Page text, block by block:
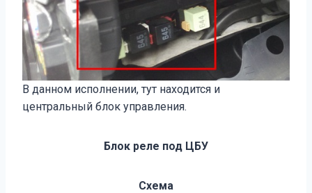
В данном исполнении, тут находится и
центральный блок управления.
Блок реле под ЦБУ
Схема